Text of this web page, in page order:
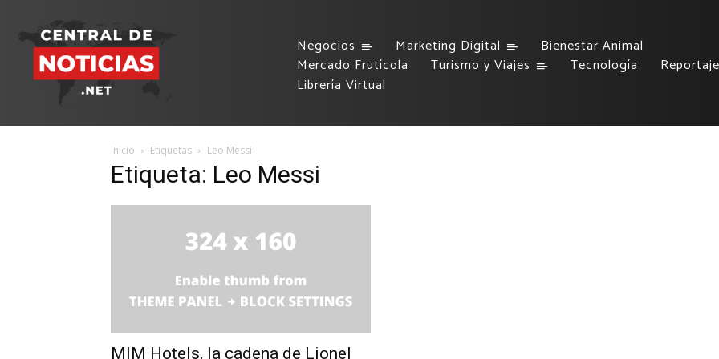
Negocios Marketing Digital
Bienestar Animal
Mercado Frutícola
Turismo y Viajes Tecnología
Librería Virtual
Inicio Etiquetas Leo Messi
Etiqueta: Leo Messi
MIM Hotels, la cadena de Lionel